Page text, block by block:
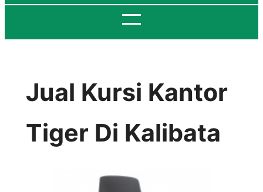
c
Jual Kursi Kantor
Tiger Di Kalibata